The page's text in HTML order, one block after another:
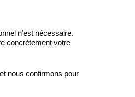
n’est nécessaire.
concrètement votre
nous confirmons pour